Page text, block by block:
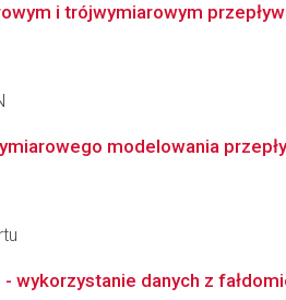
i trójwymiarowym
modelowania
wykorzystanie danych z